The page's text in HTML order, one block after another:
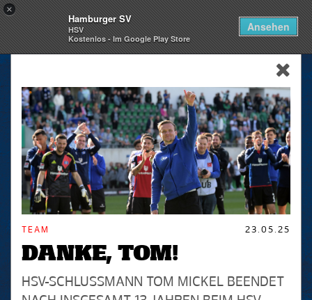
×
Hamburger SV
HSV
Kostenlos - Im Google Play Store
Ansehen
skip_navigation
TEAM 23.05.25
DANKE, TOM!
HSV-SCHLUSSMANN TOM MICKEL BEENDET